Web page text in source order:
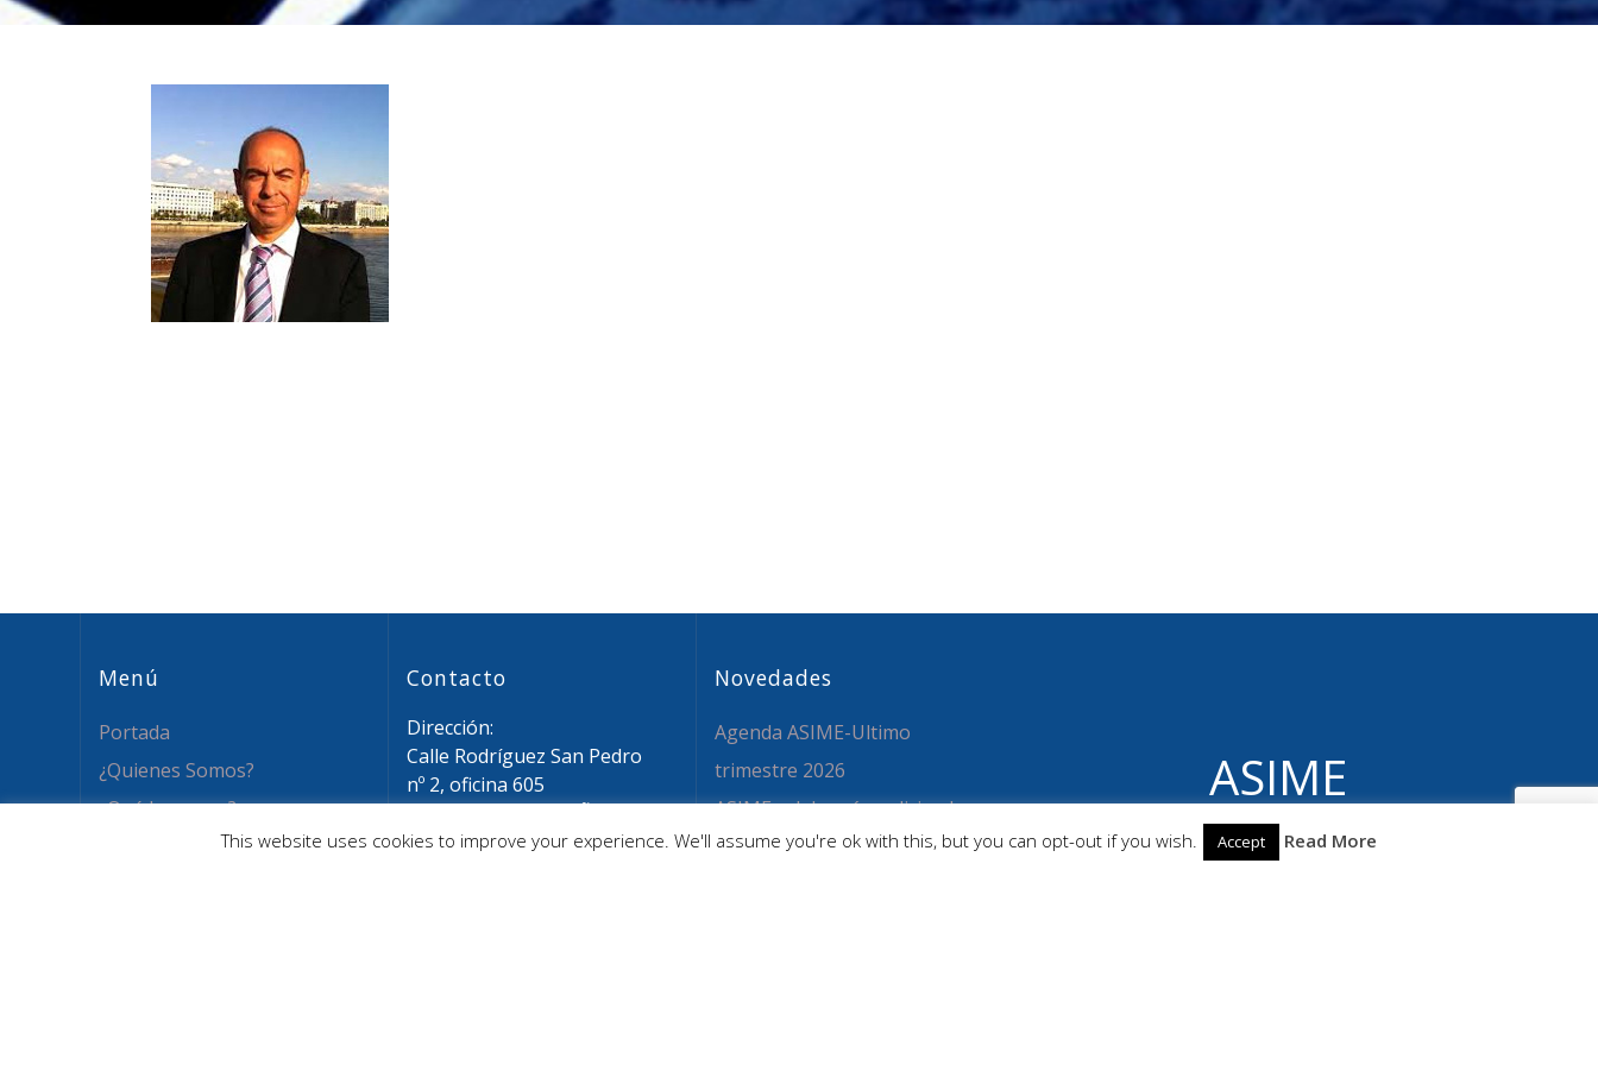
Menú
Portada
¿Quienes Somos?
¿Qué hacemos?
Contacto
Dirección:
Calle Rodríguez San Pedro
nº 2, oficina 605
Email: info@asime.org
Novedades
Agenda ASIME-Ultimo
trimestre 2026
ASIME celebrará en diciembre
una nueva edición de sus
ASIME
© 2026 ASIME. Construido utilizando WordPress
y elHighlight Theme
This website uses cookies to improve your experience. We'll assume you're ok with this, but you can opt-out if you wish. Accept Read More